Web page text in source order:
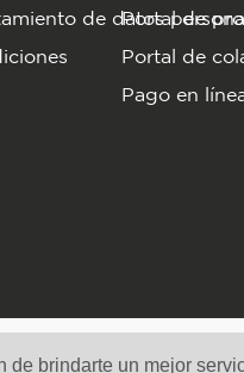
de brindarte un mejor
de datosPortal de
Portal de
Pago en